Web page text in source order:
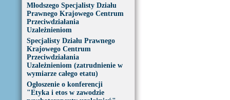
Młodszego Specjalisty Działu
Prawnego Krajowego Centrum
Przeciwdziałania
Uzależnieniom
Specjalisty Działu Prawnego
Krajowego Centrum
Przeciwdziałania
Uzależnieniom (zatrudnienie w
wymiarze całego etatu)
Ogłoszenie o konferencji
"Etyka i etos w zawodzie